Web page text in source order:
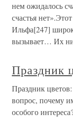
нем ожидалось
счастья
Ильфа[247]
вызывает… Их
Праздник
Праздник
вопрос, почему
особого